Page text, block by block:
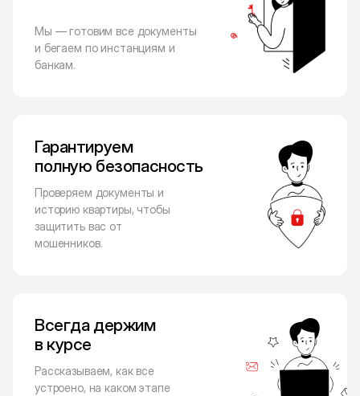
Мы — готовим все документы
и бегаем по инстанциям и
банкам.
Гарантируем
полную безопасность
Проверяем документы и
историю квартиры, чтобы
защитить вас от
мошенников.
Всегда держим
в курсе
Рассказываем, как все
устроено, на каком этапе